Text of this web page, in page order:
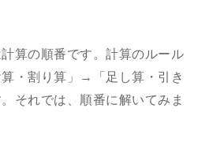
算の順番です。計算のルール
・割り算」→「足し算・引き
それでは、順番に解いてみま